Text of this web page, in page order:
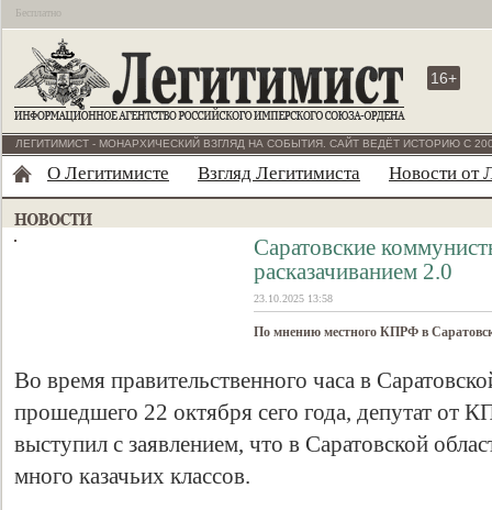
Бесплатно
16+
ЛЕГИТИМИСТ - МОНАРХИЧЕСКИЙ ВЗГЛЯД НА СОБЫТИЯ. САЙТ ВЕДЁТ ИСТОРИЮ С
О Легитимисте Взгляд Легитимиста Новости от
Саратовские
расказачиванием 2.0
23.10.2025 13:58
По мнению местного КПРФ в
Во время правительственного часа в
прошедшего 22 октября сего года, депутат от
выступил с заявлением, что в Саратовской
много казачьих классов.